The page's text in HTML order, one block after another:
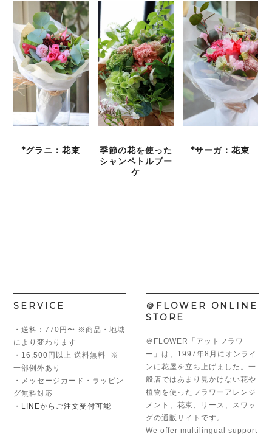
*グラニ：花束
季節の花を使った
シャンペトルブー
ケ
*サーガ：花束
SERVICE
・送料：770円〜 ※商品・地域
により変わります
・16,500円以上 送料無料 ※
一部例外あり
・メッセージカード・ラッピン
グ無料対応
・ LINEからご注文受付可能
＠FLOWER ONLINE
STORE
＠FLOWER「アットフラワ
ー」は、1997年8月にオンライ
ンに花屋を立ち上げました。一
般店ではあまり見かけない花や
植物を使ったフラワーアレンジ
メント、花束、リース、スワッ
グの通販サイトです。
We offer multilingual support